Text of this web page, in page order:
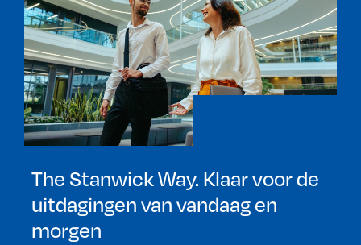
The Stanwick Way. Klaar voor de
uitdagingen van vandaag en
morgen